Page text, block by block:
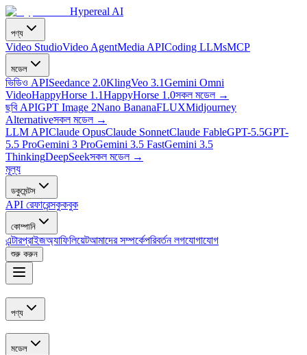
Hypereal AI
পণ্য
Video StudioVideo AgentMedia APICoding LLMsMCP
মডেল
ভিডিও APISeedance 2.0KlingVeo 3.1Gemini Omni
VideoHappyHorse 1.1HappyHorse 1.0সকল মডেল→
ছবি APIGPT Image 2Nano BananaFLUXMidjourney
Alternativeসকল মডেল→
LLM APIClaude OpusClaude SonnetClaude FableGPT-5.5GPT-
5.5 ProGemini 3 ProGemini 3.5 FastGemini 3.5
ThinkingDeepSeekসকল মডেল→
মূল্য
ডকুমেন্টস
API রেফারেন্সকুকবুক
কোম্পানি
এন্টারপ্রাইজঅ্যাফিলিয়েটআমাদের সম্পর্কেপরিবর্তন লগযোগাযোগ
শুরু করুন
পণ্য
মডেল